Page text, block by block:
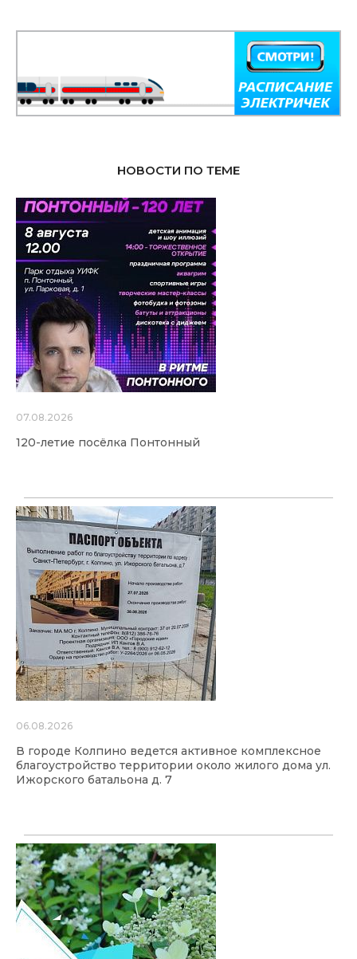
НОВОСТИ ПО ТЕМЕ
07.08.2026
120-летие посёлка Понтонный
06.08.2026
В городе Колпино ведется активное комплексное
благоустройство территории около жилого дома ул.
Ижорского батальона д. 7